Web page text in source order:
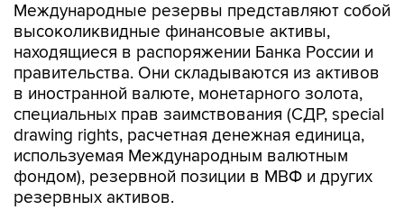
Международные резервы представляют собой
высоколиквидные финансовые активы,
находящиеся в распоряжении Банка России и
правительства. Они складываются из активов
в иностранной валюте, монетарного золота,
специальных прав заимствования (СДР, special
drawing rights, расчетная денежная единица,
используемая Международным валютным
фондом), резервной позиции в МВФ и других
резервных активов.